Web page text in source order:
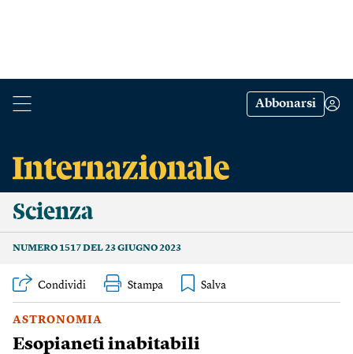
Abbonarsi
Scienza
NUMERO 1517 DEL 23 GIUGNO 2023
Condividi Stampa
ASTRONOMIA
Esopianeti inabitabili